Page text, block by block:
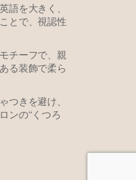
語を大きく、
とで、視認性
チーフで、親
る装飾で柔ら
つきを避け、
ンの“くつろ